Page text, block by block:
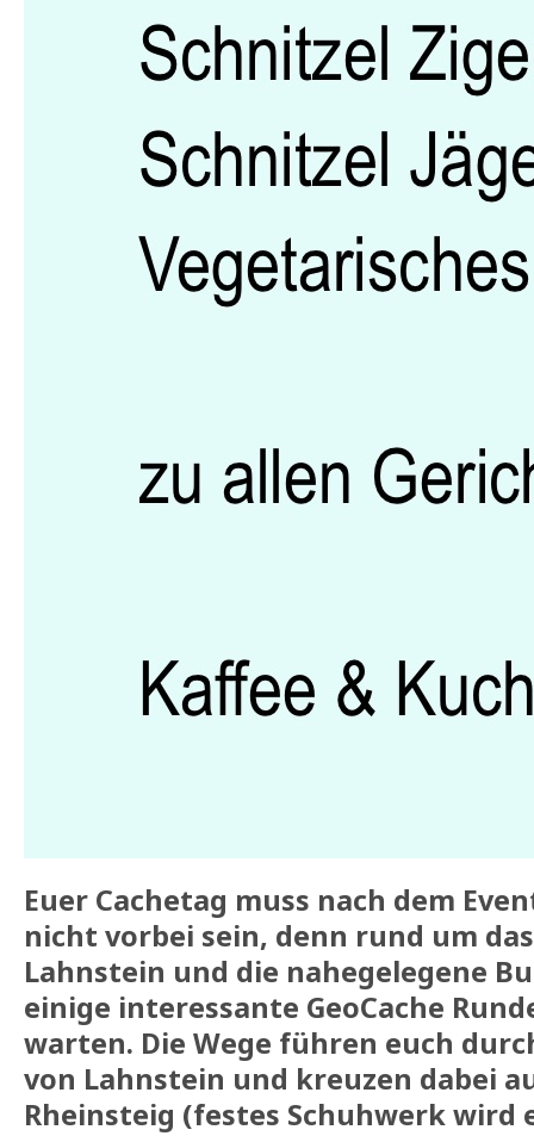
Euer Cachetag muss nach dem
nicht vorbei sein, denn rund um
Lahnstein und die nahegelegene
einige interessante GeoCache
warten. Die Wege führen euch
von Lahnstein und kreuzen dabei
Rheinsteig (festes Schuhwerk wird